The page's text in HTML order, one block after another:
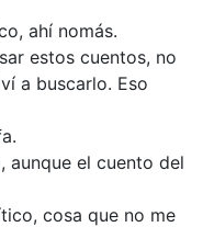
ahí nomás.
estos cuentos, no
a buscarlo. Eso
aunque el cuento del
cosa que no me